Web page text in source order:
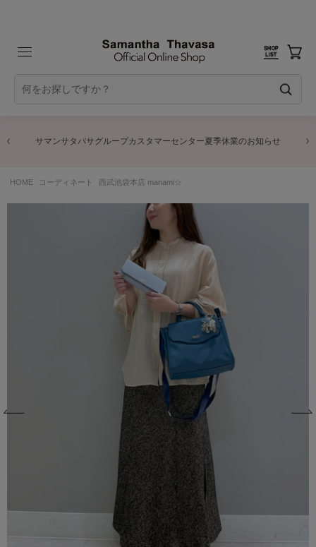
サマンサタバサグループカスタマーセンター夏季休業のお知らせ
HOME コーディネート 西武池袋本店 manami☆